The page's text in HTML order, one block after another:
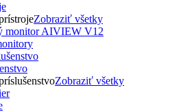
Zobraziť všetky
Zobraziť všetky